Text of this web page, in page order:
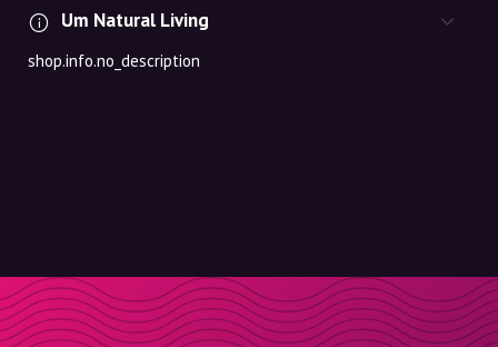
Um Natural Living
shop.info.no_description